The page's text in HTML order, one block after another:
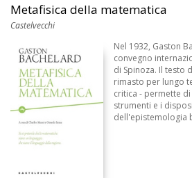
Metafisica della matematica
Castelvecchi
Nel 1932, Gaston
convegno
di Spinoza. Il testo
rimasto per lungo
critica - permette
strumenti e i
dell'epistemologia